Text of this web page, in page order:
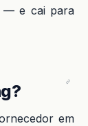
— e cai para
em